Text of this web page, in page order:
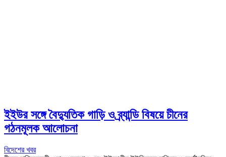
ইইউর সঙ্গে বৈদ্যুতিক গাড়ি ও ব্র্যান্ডি বিষয়ে চীনের
গঠনমূলক আলোচনা
বিদেশের খবর